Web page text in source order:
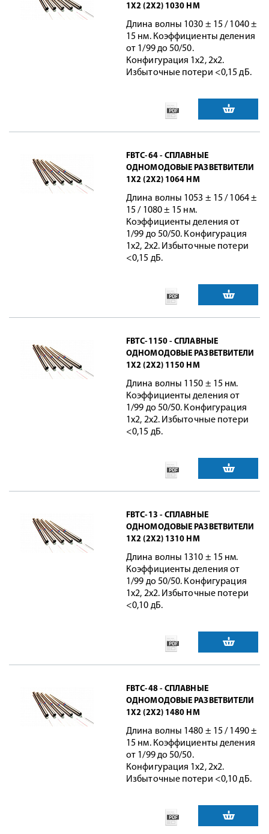
1X2 (2X2) 1030 НМ
Длина волны 1030 ± 15 / 1040 ±
15 нм. Коэффициенты деления
от 1/99 до 50/50.
Конфигурация 1x2, 2x2.
Избыточные потери <0,15 дБ.
FBTC-64 - СПЛАВНЫЕ
ОДНОМОДОВЫЕ РАЗВЕТВИТЕЛИ
1X2 (2X2) 1064 НМ
Длина волны 1053 ± 15 / 1064 ±
15 / 1080 ± 15 нм.
Коэффициенты деления от
1/99 до 50/50. Конфигурация
1x2, 2x2. Избыточные потери
<0,15 дБ.
FBTC-1150 - СПЛАВНЫЕ
ОДНОМОДОВЫЕ РАЗВЕТВИТЕЛИ
1X2 (2X2) 1150 НМ
Длина волны 1150 ± 15 нм.
Коэффициенты деления от
1/99 до 50/50. Конфигурация
1x2, 2x2. Избыточные потери
<0,15 дБ.
FBTC-13 - СПЛАВНЫЕ
ОДНОМОДОВЫЕ РАЗВЕТВИТЕЛИ
1X2 (2X2) 1310 НМ
Длина волны 1310 ± 15 нм.
Коэффициенты деления от
1/99 до 50/50. Конфигурация
1x2, 2x2. Избыточные потери
<0,10 дБ.
FBTC-48 - СПЛАВНЫЕ
ОДНОМОДОВЫЕ РАЗВЕТВИТЕЛИ
1X2 (2X2) 1480 НМ
Длина волны 1480 ± 15 / 1490 ±
15 нм. Коэффициенты деления
от 1/99 до 50/50.
Конфигурация 1x2, 2x2.
Избыточные потери <0,10 дБ.